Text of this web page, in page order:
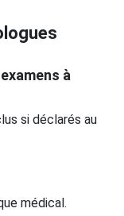
à
si déclarés au
médical.